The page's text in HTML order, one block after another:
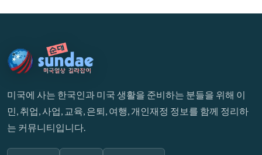
미국에 사는 한국인과 미국 생활을 준비하는 분들을 위해 이
민, 취업, 사업, 교육, 은퇴, 여행, 개인재정 정보를 함께 정리하
는 커뮤니티입니다.